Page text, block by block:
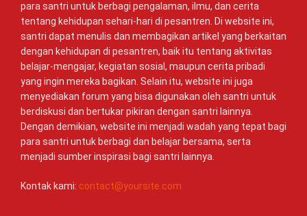
para santri untuk berbagi pengalaman, ilmu, dan cerita
tentang kehidupan sehari-hari di pesantren. Di website ini,
santri dapat menulis dan membagikan artikel yang berkaitan
dengan kehidupan di pesantren, baik itu tentang aktivitas
belajar-mengajar, kegiatan sosial, maupun cerita pribadi
yang ingin mereka bagikan. Selain itu, website ini juga
menyediakan forum yang bisa digunakan oleh santri untuk
berdiskusi dan bertukar pikiran dengan santri lainnya.
Dengan demikian, website ini menjadi wadah yang tepat bagi
para santri untuk berbagi dan belajar bersama, serta
menjadi sumber inspirasi bagi santri lainnya.
Kontak kami: contact@yoursite.com